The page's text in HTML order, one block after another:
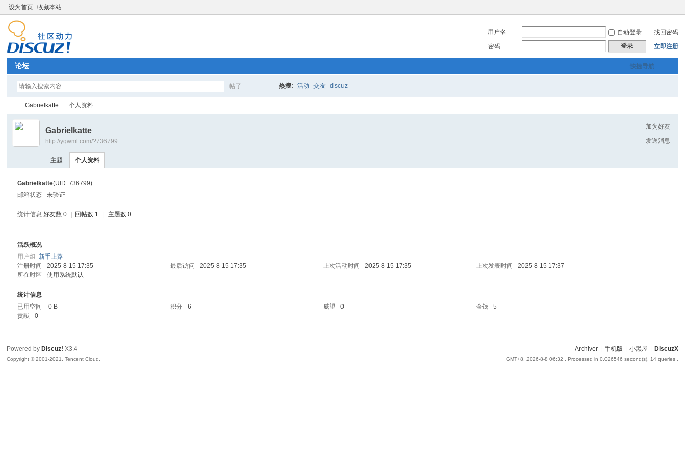
设为首页 收藏本站
用户名 自动登录
找回密码
密码
登录 立即注册
快捷导航
论坛
帖子 热搜: 活动 交友 discuz
uz!
›
Gabrielkatte 个人资料
加为好友
发送消息
Gabrielkatte
http://yqwml.com/?736799
主题 个人资料
Gabrielkatte(UID: 736799)
邮箱状态
未验证
统计信息 好友数 0 回帖数 1 主题数 0
活跃概况
用户组新手上路
注册时间
2025-8-15 17:35 最后访问 2025-8-15 17:35 上次活动时间 2025-8-15 17:35 上次发表时间
2025-8-15 17:37
所在时区
使用系统默认
统计信息
已用空间
0 B 积分 6 威望 0 金钱
5
贡献
0
Archiver 手机版 小黑屋 DiscuzX
GMT+8, 2026-8-8 06:32 , Processed in 0.026546 second(s), 14 queries .
Powered by Discuz! X3.4
Copyright © 2001-2021, Tencent Cloud.